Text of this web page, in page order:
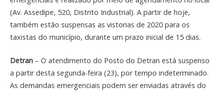
(Av. Assedipe, 520, Distrito Industrial). A partir de hoje,
também estão suspensas as vistorias de 2020 para os
taxistas do município, durante um prazo inicial de 15 dias.
Detran – O atendimento do Posto do Detran está suspenso
a partir desta segunda-feira (23), por tempo indeterminado.
As demandas emergenciais podem ser enviadas através do